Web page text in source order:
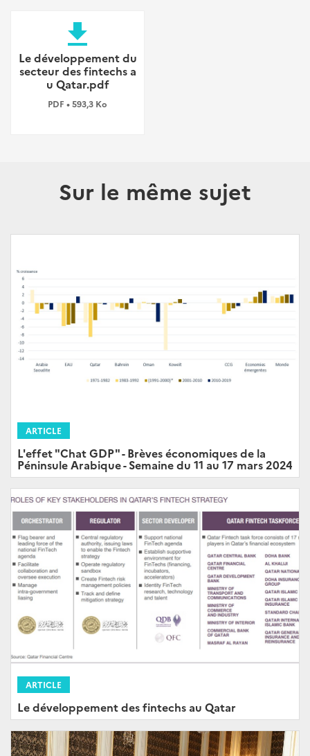
file_download
Le développement du
secteur des fintechs a
u Qatar.pdf
PDF • 593,3 Ko
Sur le même sujet
ARTICLE
L'effet "Chat GDP" - Brèves économiques de la
Péninsule Arabique - Semaine du 11 au 17 mars 2024
ARTICLE
Le développement des fintechs au Qatar